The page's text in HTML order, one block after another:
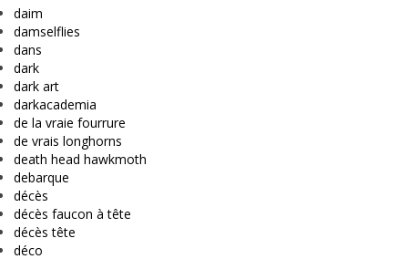
daim
damselflies
dans
dark
dark art
darkacademia
de la vraie fourrure
de vrais longhorns
death head hawkmoth
debarque
décès
décès faucon à tête
décès tête
déco